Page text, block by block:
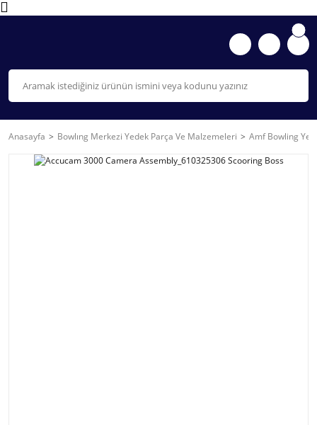
Anasayfa Bowlıng Merkezi Yedek Parça Ve Malzemeleri Amf Bowling